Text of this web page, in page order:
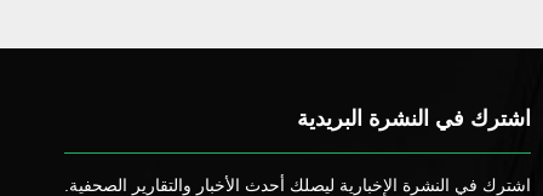
اشترك في النشرة البريدية
اشترك في النشرة الإخبارية ليصلك أحدث الأخبار والتقارير الصحفية.